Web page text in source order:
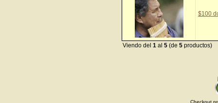
$100
Viendo del 1 al 5 (de 5 productos)
Checkout